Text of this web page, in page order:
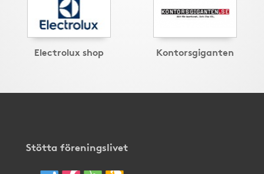
Electrolux shop Kontorsgiganten
Stötta föreningslivet